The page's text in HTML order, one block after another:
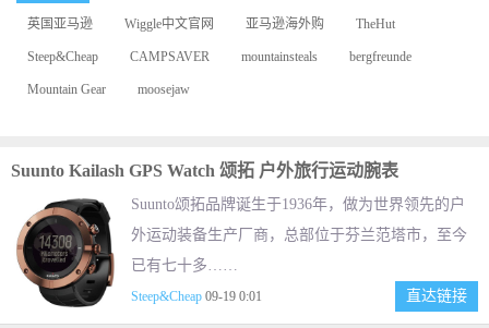
英国亚马逊 Wiggle中文官网 亚马逊海外购 TheHut
Steep&Cheap CAMPSAVER mountainsteals bergfreunde
Mountain Gear moosejaw
Suunto Kailash GPS Watch 颂拓 户外旅行运动腕表
Suunto颂拓品牌诞生于1936年，做为世界领先的户
外运动装备生产厂商，总部位于芬兰范塔市，至今
已有七十多……
Steep&Cheap 09-19 0:01 直达链接